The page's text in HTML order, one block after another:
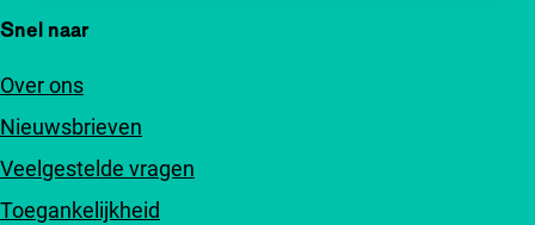
Snel naar
Over ons
Nieuwsbrieven
Veelgestelde vragen
Toegankelijkheid